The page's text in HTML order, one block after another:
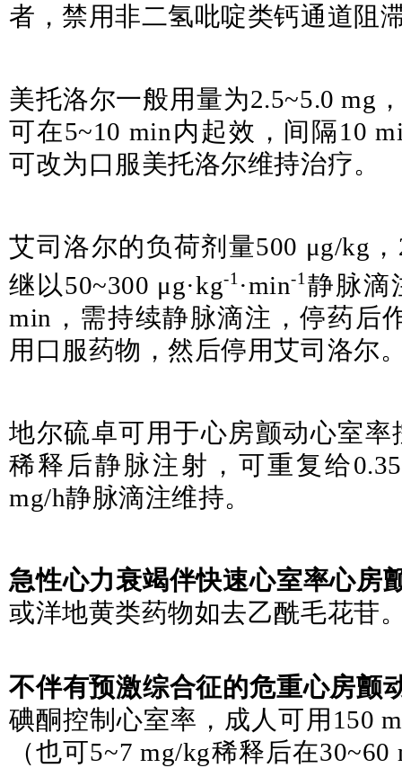
者，禁用非二氢吡啶类钙通道阻
美托洛尔一般用量为2.5~5.0 mg
可在5~10 min内起效，间隔10
可改为口服美托洛尔维持治疗。
艾司洛尔的负荷剂量500 μg/kg
继以50~300 μg·kg-1 ·min-1 静脉滴
min，需持续静脉滴注，停药后
用口服药物，然后停用艾司洛尔
地尔硫卓可用于心房颤动心室率
稀释后静脉注射，可重复给
mg/h静脉滴注维持。
急性心力衰竭伴快速心室率心房
或洋地黄类药物如去乙酰毛花苷
不伴有预激综合征的危重心房颤
碘酮控制心室率，成人可用150
（也可5~7 mg/kg稀释后在